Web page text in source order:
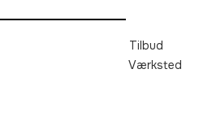
Tilbud
Værksted